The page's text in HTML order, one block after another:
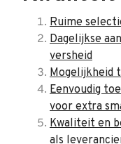
Ruime
Dagelijkse
versheid
Mogelijkheid
Eenvoudig
voor extra
Kwaliteit en
als